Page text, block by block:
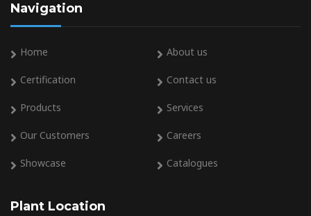
Navigation
Home About us
Certification Contact us
Products Services
Our Customers Careers
Showcase Catalogues
Plant Location